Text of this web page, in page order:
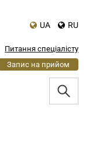
UA RU
Питання спеціалісту
Запис на прийом